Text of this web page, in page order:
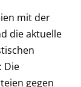
mit der
die aktuelle
Die
gegen